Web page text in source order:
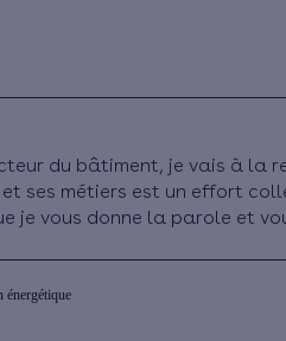
du bâtiment, je vais à la
ses métiers est un effort
je vous donne la parole et
énergétique